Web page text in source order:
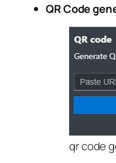
QR Code
qr code